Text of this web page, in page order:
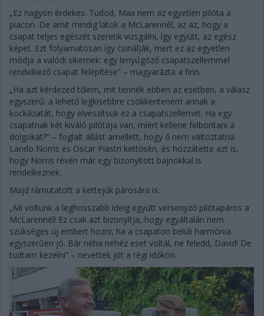
„Ez nagyon érdekes. Tudod, Max nem az egyetlen pilóta a
piacon. De amit mindig látok a McLarennél, az az, hogy a
csapat teljes egészét szeretik vizsgálni, így együtt, az egész
képet. Ezt folyamatosan így csinálják, mert ez az egyetlen
módja a valódi sikernek: egy lenyűgöző csapatszellemmel
rendelkező csapat felépítése” – magyarázta a finn.
„Ha azt kérdezed tőlem, mit tennék ebben az esetben, a válasz
egyszerű: a lehető legkisebbre csökkenteném annak a
kockázatát, hogy elveszítsük ez a csapatszellemet. Ha egy
csapatnak két kiváló pilótája van, miért kellene felborítani a
dolgokat?” – foglalt állást amellett, hogy ő nem változtatna
Lando Norris és Oscar Piastri kettősén, és hozzátette azt is,
hogy Norris révén már egy bizonyított bajnokkal is
rendelkeznek.
Majd rámutatott a kettejük párosára is:
„Mi voltunk a leghosszabb ideig együtt versenyző pilótapáros a
McLarennél! Ez csak azt bizonyítja, hogy egyáltalán nem
szükséges új embert hozni, ha a csapaton belüli harmónia
egyszerűen jó. Bár néha nehéz eset voltál, ne feledd, David! De
tudtam kezelni” – nevettek jót a régi időkön.